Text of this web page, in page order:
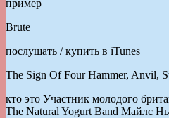
пример
Brute
послушать / купить в iTunes
The Sign Of Four Hammer, Anvil,
кто это Участник молодого
The Natural Yogurt Band Майлс